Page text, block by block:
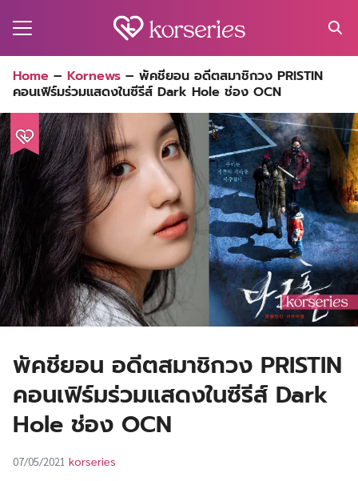
for:
Home – Kornews – พัคชียอน อดีตสมาชิกวง PRISTIN
คอนเฟิร์มร่วมแสดงในซีรีส์ Dark Hole ช่อง OCN
พัคชียอน อดีตสมาชิกวง PRISTIN
คอนเฟิร์มร่วมแสดงในซีรีส์ Dark
Hole ช่อง OCN
07/05/2021 korseries